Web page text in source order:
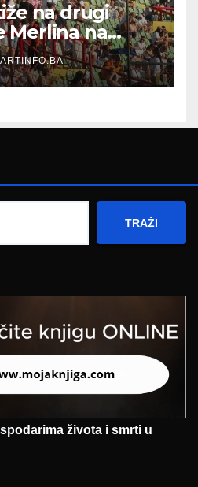
na drugi
Merlina na
TRAŽI
života i smrti u